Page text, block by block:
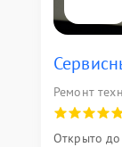
Ремонт
Открыто